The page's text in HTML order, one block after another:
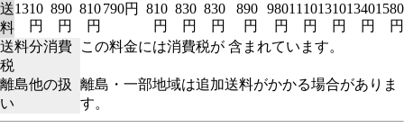
送
料
1310
円
890
円
810
円
790円
810
円
830
円
830
円
890
円
980
円
1110
円
1310
円
1340
円
1580
円
送料分消費
税
この料金には消費税が 含まれています。
離島他の扱
い
離島・一部地域は追加送料がかかる場合がありま
す。